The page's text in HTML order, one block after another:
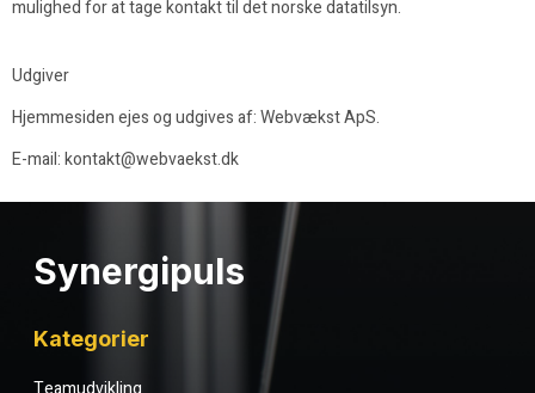
mulighed for at tage kontakt til det norske datatilsyn.
Udgiver
Hjemmesiden ejes og udgives af: Webvækst ApS.
E-mail: kontakt@webvaekst.dk
Synergipuls
Kategorier